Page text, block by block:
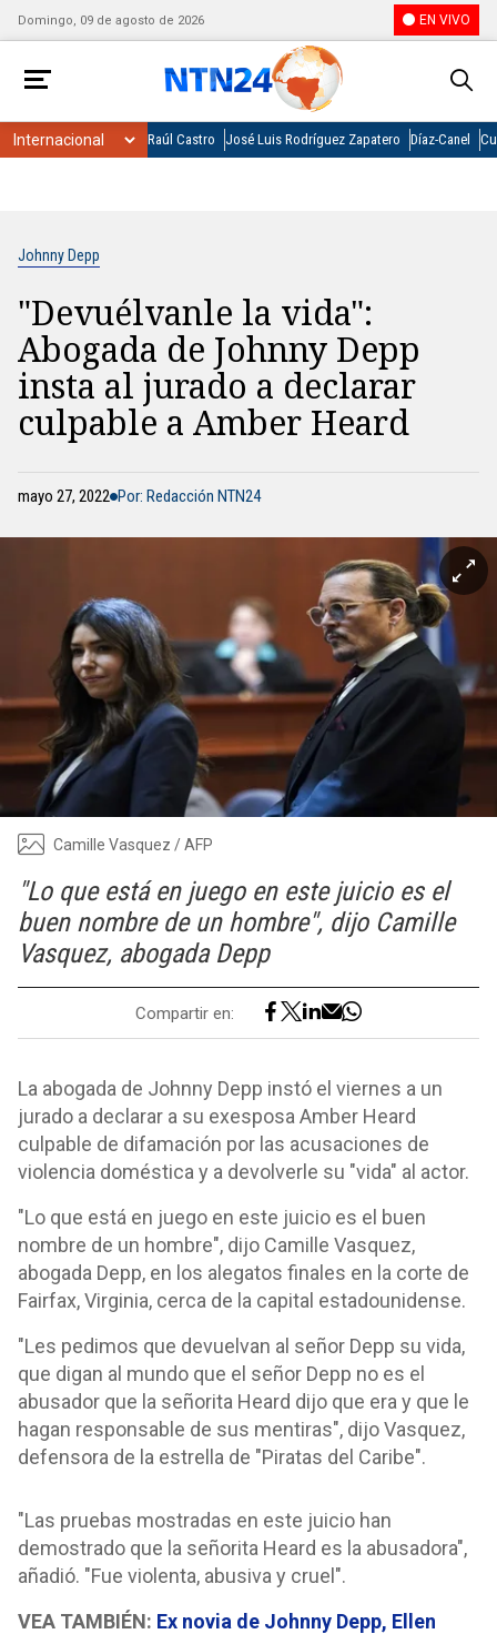
Domingo, 09 de agosto de 2026 EN VIVO
Raúl Castro José Luis Rodríguez Zapatero Díaz-Canel
Johnny Depp
"Devuélvanle la vida":
Abogada de Johnny Depp
insta al jurado a declarar
culpable a Amber Heard
mayo 27, 2022 Por: Redacción NTN24
Camille Vasquez / AFP
"Lo que está en juego en este juicio es el
buen nombre de un hombre", dijo Camille
Vasquez, abogada Depp
Compartir en:
La abogada de Johnny Depp instó el viernes a un
jurado a declarar a su exesposa Amber Heard
culpable de difamación por las acusaciones de
violencia doméstica y a devolverle su "vida" al actor.
"Lo que está en juego en este juicio es el buen
nombre de un hombre", dijo Camille Vasquez,
abogada Depp, en los alegatos finales en la corte de
Fairfax, Virginia, cerca de la capital estadounidense.
"Les pedimos que devuelvan al señor Depp su vida,
que digan al mundo que el señor Depp no es el
abusador que la señorita Heard dijo que era y que le
hagan responsable de sus mentiras", dijo Vasquez,
defensora de la estrella de "Piratas del Caribe".
"Las pruebas mostradas en este juicio han
demostrado que la señorita Heard es la abusadora",
añadió. "Fue violenta, abusiva y cruel".
VEA TAMBIÉN: Ex novia de Johnny Depp, Ellen